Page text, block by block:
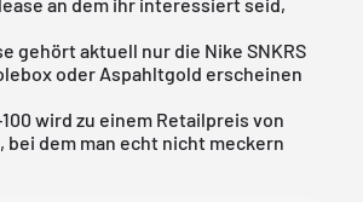
gehört aktuell nur die Nike SNKRS
oder Aspahltgold erscheinen
wird zu einem Retailpreis von
bei dem man echt nicht meckern